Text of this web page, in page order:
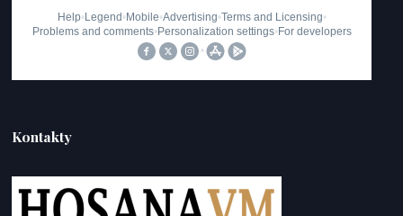
Kontakty